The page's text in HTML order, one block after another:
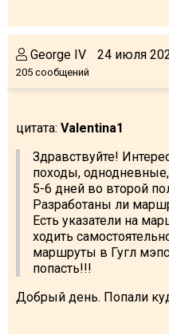
George IV
205 сообщений
24 июля
цитата: Valentina1
Здравствуйте!
походы,
5-6 дней во второй
Разработаны ли
Есть указатели на
ходить
маршруты в Гугл
попасть!!!
Добрый день. Попали